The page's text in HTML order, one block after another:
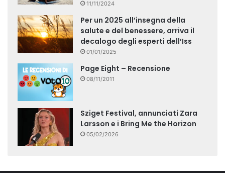
11/11/2024
Per un 2025 all’insegna della
salute e del benessere, arriva il
decalogo degli esperti dell’Iss
01/01/2025
Page Eight – Recensione
08/11/2011
Sziget Festival, annunciati Zara
Larsson e i Bring Me the Horizon
05/02/2026